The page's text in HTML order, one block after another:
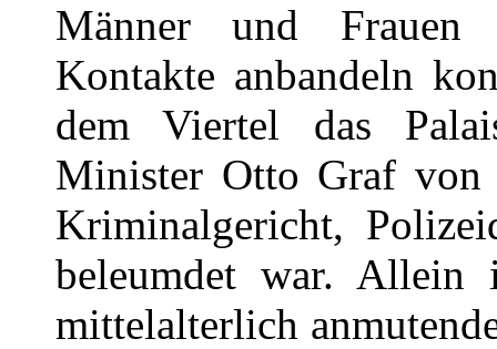
Männer und Frauen
Kontakte anbandeln
dem Viertel das
Minister Otto Graf von
Kriminalgericht,
beleumdet war.
mittelalterlich